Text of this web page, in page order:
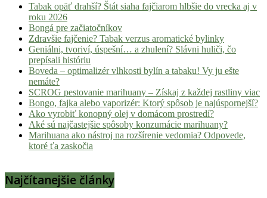
Tabak opäť drahší? Štát siaha fajčiarom hlbšie do vrecka aj v
roku 2026
Bongá pre začiatočníkov
Zdravšie fajčenie? Tabak verzus aromatické bylinky
Geniálni, tvoriví, úspešní… a zhulení? Slávni huliči, čo
prepísali históriu
Boveda – optimalizér vlhkosti bylín a tabaku! Vy ju ešte
nemáte?
SCROG pestovanie marihuany – Získaj z každej rastliny viac
Bongo, fajka alebo vaporizér: Ktorý spôsob je najúspornejší?
Ako vyrobiť konopný olej v domácom prostredí?
Aké sú najčastejšie spôsoby konzumácie marihuany?
Marihuana ako nástroj na rozšírenie vedomia? Odpovede,
ktoré ťa zaskočia
Najčítanejšie články